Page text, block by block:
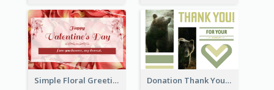
Simple Floral Greeting Card Of Valentine's Day Donation Thank You Card